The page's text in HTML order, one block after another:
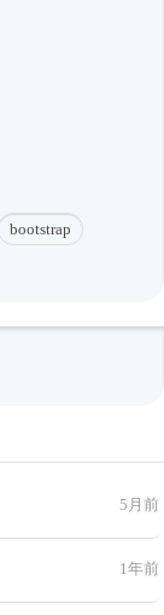
bootstrap
5月前
1年前